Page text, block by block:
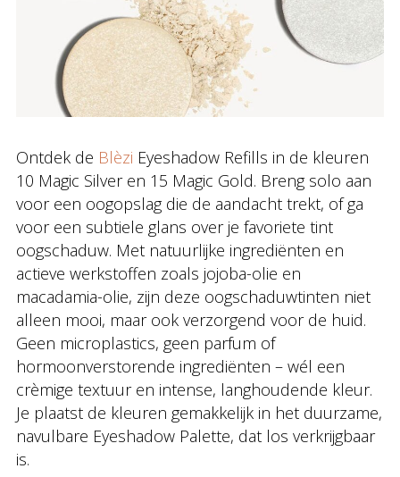
Ontdek de Blèzi Eyeshadow Refills in de kleuren
10 Magic Silver en 15 Magic Gold. Breng solo aan
voor een oogopslag die de aandacht trekt, of ga
voor een subtiele glans over je favoriete tint
oogschaduw. Met natuurlijke ingrediënten en
actieve werkstoffen zoals jojoba-olie en
macadamia-olie, zijn deze oogschaduwtinten niet
alleen mooi, maar ook verzorgend voor de huid.
Geen microplastics, geen parfum of
hormoonverstorende ingrediënten – wél een
crèmige textuur en intense, langhoudende kleur.
Je plaatst de kleuren gemakkelijk in het duurzame,
navulbare Eyeshadow Palette, dat los verkrijgbaar
is.